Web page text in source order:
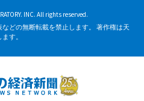
INC. All rights reserved.
どの無断転載を禁止します。 著作権は天
す。